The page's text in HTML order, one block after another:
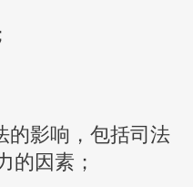
的影响，包括司法
的因素；